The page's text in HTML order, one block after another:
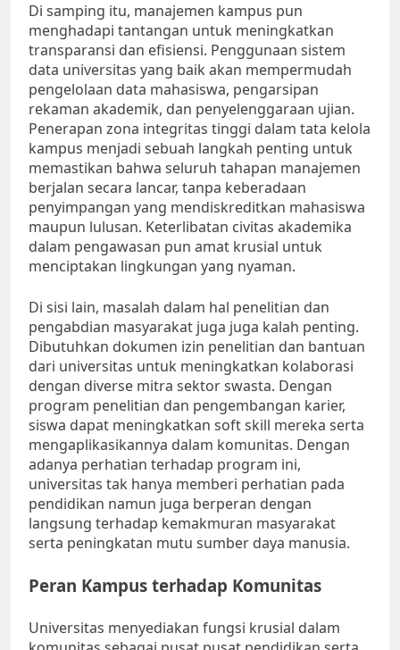
Di samping itu, manajemen kampus pun
menghadapi tantangan untuk meningkatkan
transparansi dan efisiensi. Penggunaan sistem
data universitas yang baik akan mempermudah
pengelolaan data mahasiswa, pengarsipan
rekaman akademik, dan penyelenggaraan ujian.
Penerapan zona integritas tinggi dalam tata kelola
kampus menjadi sebuah langkah penting untuk
memastikan bahwa seluruh tahapan manajemen
berjalan secara lancar, tanpa keberadaan
penyimpangan yang mendiskreditkan mahasiswa
maupun lulusan. Keterlibatan civitas akademika
dalam pengawasan pun amat krusial untuk
menciptakan lingkungan yang nyaman.
Di sisi lain, masalah dalam hal penelitian dan
pengabdian masyarakat juga juga kalah penting.
Dibutuhkan dokumen izin penelitian dan bantuan
dari universitas untuk meningkatkan kolaborasi
dengan diverse mitra sektor swasta. Dengan
program penelitian dan pengembangan karier,
siswa dapat meningkatkan soft skill mereka serta
mengaplikasikannya dalam komunitas. Dengan
adanya perhatian terhadap program ini,
universitas tak hanya memberi perhatian pada
pendidikan namun juga berperan dengan
langsung terhadap kemakmuran masyarakat
serta peningkatan mutu sumber daya manusia.
Peran Kampus terhadap Komunitas
Universitas menyediakan fungsi krusial dalam